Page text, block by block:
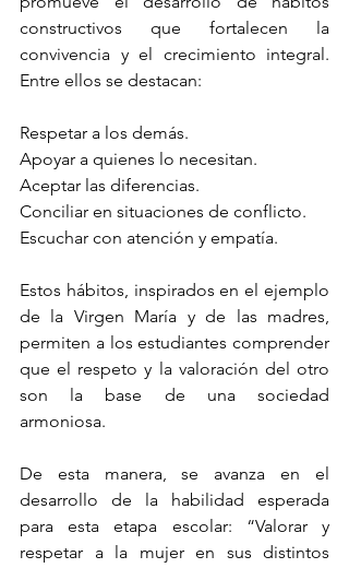
constructivos que fortalecen la
convivencia y el crecimiento integral.
Entre ellos se destacan:
Respetar a los demás.
Apoyar a quienes lo necesitan.
Aceptar las diferencias.
Conciliar en situaciones de conflicto.
Escuchar con atención y empatía.
Estos hábitos, inspirados en el ejemplo
de la Virgen María y de las madres,
permiten a los estudiantes comprender
que el respeto y la valoración del otro
son la base de una sociedad
armoniosa.
De esta manera, se avanza en el
desarrollo de la habilidad esperada
para esta etapa escolar: “Valorar y
respetar a la mujer en sus distintos